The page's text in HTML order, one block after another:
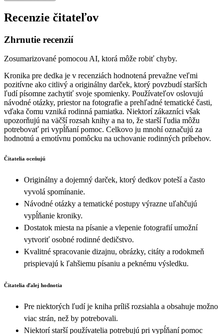
Recenzie čitateľov
Zhrnutie recenzií
Zosumarizované pomocou AI, ktorá môže robiť chyby.
Kronika pre dedka je v recenziách hodnotená prevažne veľmi
pozitívne ako citlivý a originálny darček, ktorý povzbudí starších
ľudí písomne zachytiť svoje spomienky. Používateľov oslovujú
návodné otázky, priestor na fotografie a prehľadné tematické časti,
vďaka čomu vzniká rodinná pamiatka. Niektorí zákazníci však
upozorňujú na väčší rozsah knihy a na to, že starší ľudia môžu
potrebovať pri vypĺňaní pomoc. Celkovo ju mnohí označujú za
hodnotnú a emotívnu pomôcku na uchovanie rodinných príbehov.
Čitatelia oceňujú
Originálny a dojemný darček, ktorý dedkov poteší a často
vyvolá spomínanie.
Návodné otázky a tematické postupy výrazne uľahčujú
vypĺňanie kroniky.
Dostatok miesta na písanie a vlepenie fotografií umožní
vytvoriť osobné rodinné dedičstvo.
Kvalitné spracovanie dizajnu, obrázky, citáty a rodokmeň
prispievajú k ľahšiemu písaniu a peknému výsledku.
Čitatelia ďalej hodnotia
Pre niektorých ľudí je kniha príliš rozsiahla a obsahuje možno
viac strán, než by potrebovali.
Niektorí starší používatelia potrebujú pri vypĺňaní pomoc